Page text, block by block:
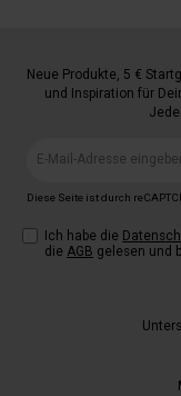
Neue Produkte, 5 €
und Inspiration für
Diese Seite ist durch
Ich habe die
die AGB gelesen und